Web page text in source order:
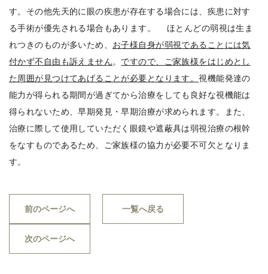
す。その他先天的に眼の疾患が存在する場合には、疾患に対す
る手術が優先される場合もあります。 ほとんどの弱視は生ま
れつきのものが多いため、 お子様自身が弱視であることには気
付かず不自由も訴えません。 ですので、ご家族様をはじめとし
た周囲が見つけてあげることが必要となります。視機能発達の
能力が得られる期間が過ぎてから治療をしても良好な視機能は
得られないため、早期発見・早期治療が求められます。また、
治療に際して使用していただく眼鏡や遮蔽具は弱視治療の根幹
をなすものであるため、ご家族様の協力が必要不可欠となりま
す。
前のページへ 一覧へ戻る
次のページへ